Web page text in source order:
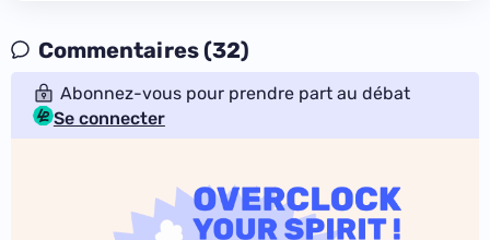
Commentaires (32)
Abonnez-vous pour prendre part au débat
Se connecter